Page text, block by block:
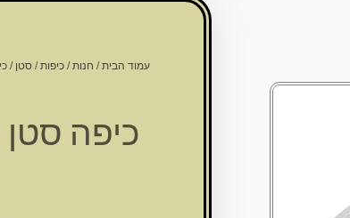
עמוד הבית/ חנות/ כיפות/ סטן /
כיפה סטן